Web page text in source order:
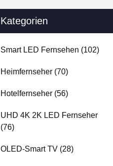
Kategorien
Smart LED Fernsehen (102)
Heimfernseher (70)
Hotelfernseher (56)
UHD 4K 2K LED Fernseher
(76)
OLED-Smart TV (28)